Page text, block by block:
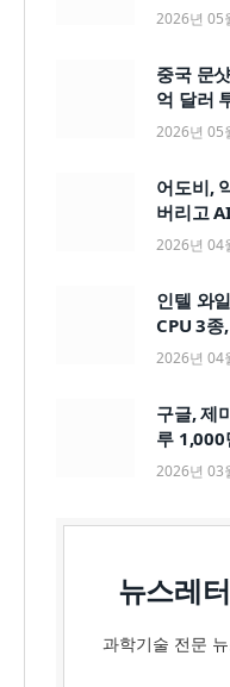
2026년 05
중국 문
억 달러
200억
2026년 05
어도비,
버리고
전환
2026년 04
인텔 와
CPU 3
2026년 04
구글, 제
루 1,000
2026년 03
뉴스레
과학기술 전문